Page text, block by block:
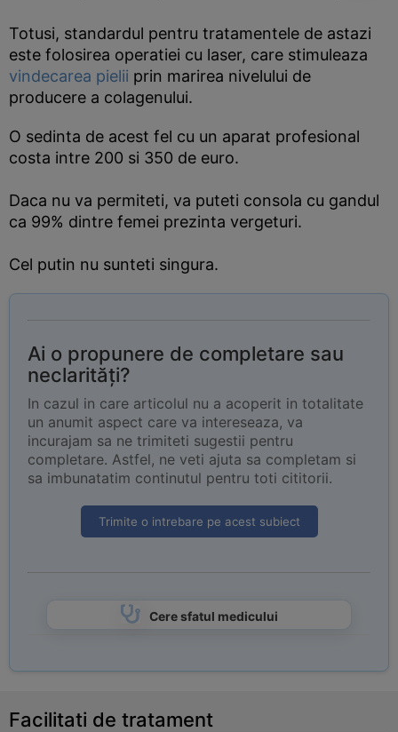
Totusi, standardul pentru tratamentele de astazi
este folosirea operatiei cu laser, care stimuleaza
vindecarea pielii prin marirea nivelului de
producere a colagenului.
O sedinta de acest fel cu un aparat profesional
costa intre 200 si 350 de euro.
Daca nu va permiteti, va puteti consola cu gandul
ca 99% dintre femei prezinta vergeturi.
Cel putin nu sunteti singura.
Ai o propunere de completare sau
neclarități?
In cazul in care articolul nu a acoperit in totalitate
un anumit aspect care va intereseaza, va
incurajam sa ne trimiteti sugestii pentru
completare. Astfel, ne veti ajuta sa completam si
sa imbunatatim continutul pentru toti cititorii.
Trimite o intrebare pe acest subiect
Cere sfatul medicului
Facilitati de tratament